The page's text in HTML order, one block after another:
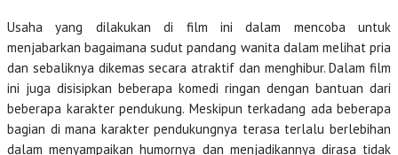
Usaha yang dilakukan di film ini dalam mencoba untuk
menjabarkan bagaimana sudut pandang wanita dalam melihat pria
dan sebaliknya dikemas secara atraktif dan menghibur. Dalam film
ini juga disisipkan beberapa komedi ringan dengan bantuan dari
beberapa karakter pendukung. Meskipun terkadang ada beberapa
bagian di mana karakter pendukungnya terasa terlalu berlebihan
dalam menyampaikan humornya dan menjadikannya dirasa tidak